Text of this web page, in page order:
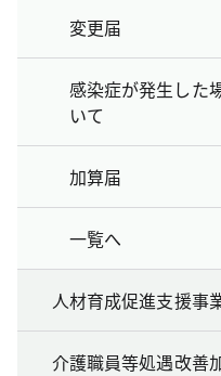
変更届
感染症が発生した
いて
加算届
一覧へ
人材育成促進支援事
介護職員等処遇改善